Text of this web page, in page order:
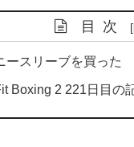
目次
ースリーブを買った
Boxing 2 221日目の